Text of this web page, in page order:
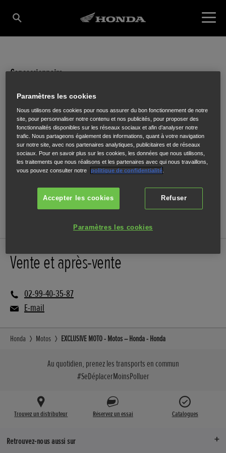
Concessionnaire
EXCLUSIVE MOTO
4 RUE DES BREGEONS,SAINT-MALO,35400
ITINÉRAIRE
SITE INTERNET
Vente et après-vente
02-99-40-35-87
E-mail
Honda Motos EXCLUSIVE MOTO - Motos – Honda - Honda
Au quotidien, prenez les transports en commun
#SeDéplacerMoinsPolluer
Trouvez un distributeur Réservez un essai Catalogues
Retrouvez-nous aussi sur
Paramètres les cookies
Nous utilisons des cookies pour nous assurer du bon fonctionnement de notre
site, pour personnaliser notre contenu et nos publicités, pour proposer des
fonctionnalités disponibles sur les réseaux sociaux et afin d’analyser notre
trafic. Nous partageons également des informations, quant à votre navigation
sur notre site, avec nos partenaires analytiques, publicitaires et de réseaux
sociaux. Pour en savoir plus sur les cookies, les données que nous utilisons,
les traitements que nous réalisons et les partenaires avec qui nous travaillons,
vous pouvez consulter notre
politique de confidentialité
Refuser
Accepter les cookies
Paramètres les cookies